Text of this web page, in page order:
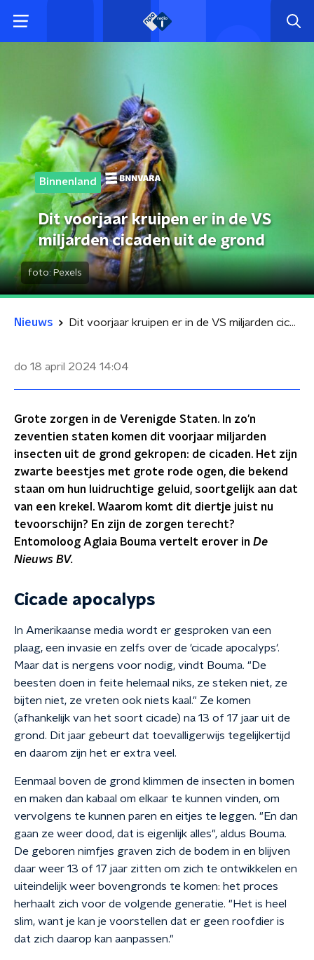
Binnenland
Dit voorjaar kruipen er in de VS
miljarden cicaden uit de grond
foto: Pexels
Nieuws Dit voorjaar kruipen er in de VS miljarden cicaden uit de grond
do 18 april 2024 14:04
Grote zorgen in de Verenigde Staten. In zo'n
zeventien staten komen dit voorjaar miljarden
insecten uit de grond gekropen: de cicaden. Het zijn
zwarte beestjes met grote rode ogen, die bekend
staan om hun luidruchtige geluid, soortgelijk aan dat
van een krekel. Waarom komt dit diertje juist nu
tevoorschijn? En zijn de zorgen terecht?
Entomoloog Aglaia Bouma vertelt erover in De
Nieuws BV.
Cicade apocalyps
In Amerikaanse media wordt er gesproken van een
plaag, een invasie en zelfs over de 'cicade apocalyps'.
Maar dat is nergens voor nodig, vindt Bouma. "De
beesten doen in feite helemaal niks, ze steken niet, ze
bijten niet, ze vreten ook niets kaal." Ze komen
(afhankelijk van het soort cicade) na 13 of 17 jaar uit de
grond. Dit jaar gebeurt dat toevalligerwijs tegelijkertijd
en daarom zijn het er extra veel.
Eenmaal boven de grond klimmen de insecten in bomen
en maken dan kabaal om elkaar te kunnen vinden, om
vervolgens te kunnen paren en eitjes te leggen. "En dan
gaan ze weer dood, dat is eigenlijk alles", aldus Bouma.
De geboren nimfjes graven zich de bodem in en blijven
daar weer 13 of 17 jaar zitten om zich te ontwikkelen en
uiteindelijk weer bovengronds te komen: het proces
herhaalt zich voor de volgende generatie. "Het is heel
slim, want je kan je voorstellen dat er geen roofdier is
dat zich daarop kan aanpassen."